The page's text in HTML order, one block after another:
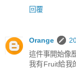
回覆
Orange
這件事開始像
我有Fruit給我